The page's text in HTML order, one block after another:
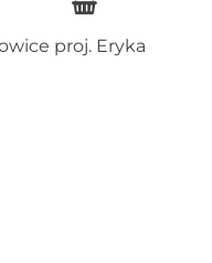
proj. Eryka